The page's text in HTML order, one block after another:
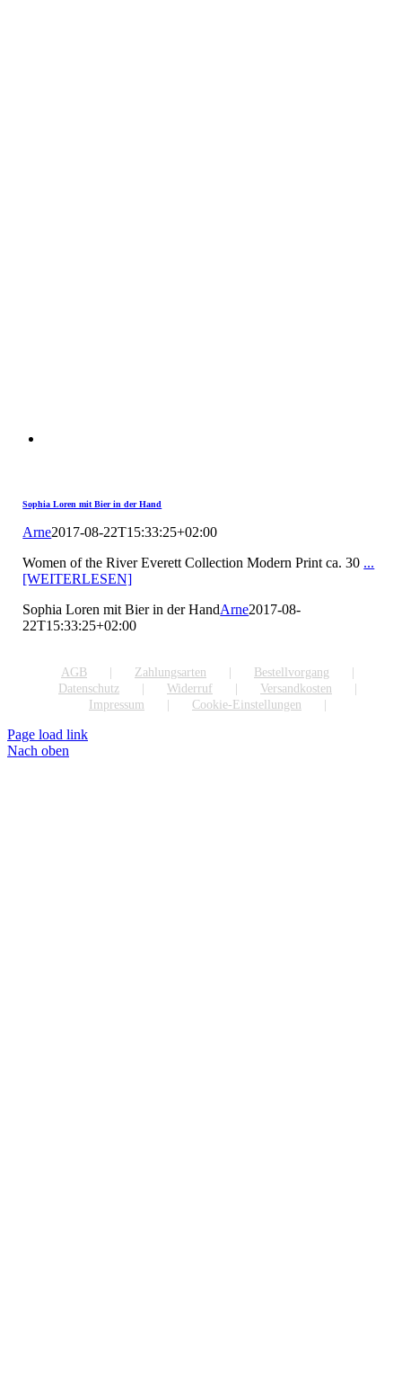
Sophia Loren mit Bier in der Hand
Arne2017-08-22T15:33:25+02:00
Women of the River Everett Collection Modern Print ca. 30 ...
[WEITERLESEN]
Sophia Loren mit Bier in der HandArne2017-08-
22T15:33:25+02:00
AGB Zahlungsarten
Bestellvorgang
Datenschutz
Widerruf
Versandkosten
Impressum
Cookie-Einstellungen
Page load link
Nach oben